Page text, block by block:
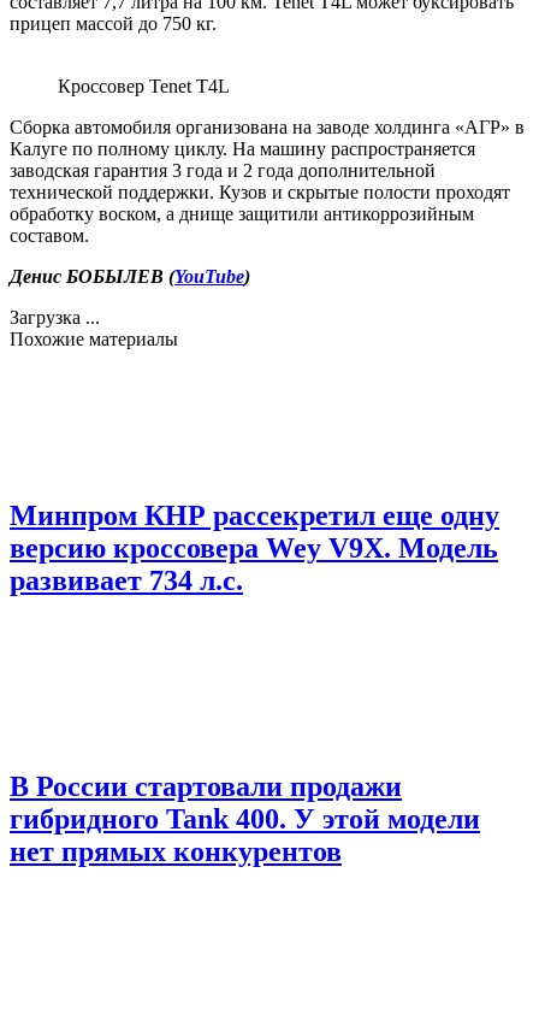
прицеп массой до 750 кг.
Кроссовер Tenet T4L
Сборка автомобиля организована на заводе холдинга «АГР» в
Калуге по полному циклу. На машину распространяется
заводская гарантия 3 года и 2 года дополнительной
технической поддержки. Кузов и скрытые полости проходят
обработку воском, а днище защитили антикоррозийным
составом.
Денис БОБЫЛЕВ (YouTube)
Загрузка ...
Похожие материалы
Минпром КНР рассекретил еще одну
версию кроссовера Wey V9X. Модель
развивает 734 л.с.
В России стартовали продажи
гибридного Tank 400. У этой модели
нет прямых конкурентов